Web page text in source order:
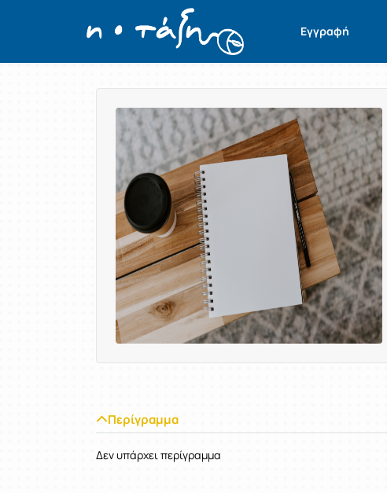
Εγγραφή
Παρουσίαση/Προβολή
Περίγραμμα
Δεν υπάρχει περίγραμμα